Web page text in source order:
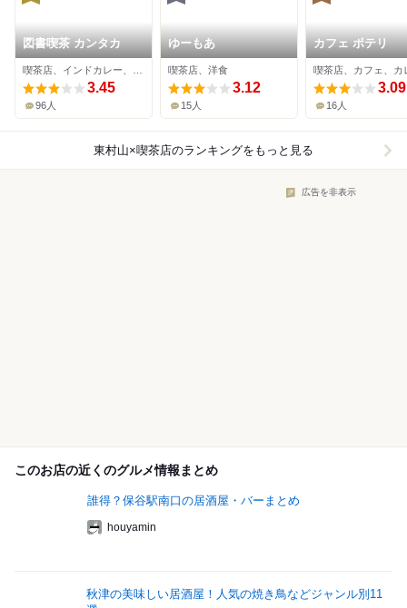
図書喫茶 カンタカ
3.45
96人
ゆーもあ
喫茶店、洋食
3.12
15人
カフェ ポテリ
喫茶店、カフェ、カ
3.09
16人
東村山×喫茶店のランキングをもっと見る
広告を非表示
このお店の近くのグルメ情報まとめ
誰得？保谷駅南口の居酒屋・バーまとめ
houyamin
秋津の美味しい居酒屋！人気の焼き鳥などジャンル別11